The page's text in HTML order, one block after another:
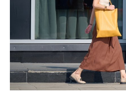
НЕФТЕХИМИЯ
НЕФТЬ
ОПК
ЭНЕРГЕТИКА
РОЗНИЧНАЯ ТОРГОВЛЯ
ТРАНСПОРТ
УСЛУГИ
НОВОСТИ ТЕХНОЛОГИЙ
IT
МЕДИА
ТЕЛЕКОММУНИКАЦИИ
МЕРОПРИЯТИЯ
НОВОСТИ МЕРОПРИЯТИЙ
ВЫЕЗДНАЯ РЕДАКЦИЯ
БИЗНЕС-БРАНЧИ
СПОРТ
НОВОСТИ СПОРТА
ФУТБОЛ
ОБЩЕСТВО
НОВОСТИ ОБЩЕСТВА
ФОТОГАЛЕРЕЯ